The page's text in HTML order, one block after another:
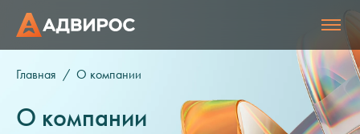
Главная О компании
О компании